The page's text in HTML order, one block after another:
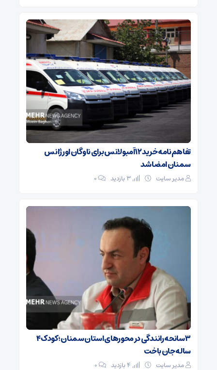
تفاهم‌نامه خرید ۱۲ آمبولانس برای ناوگان اورژانس
سمنان امضا شد
مدیر سایت ۰
۳ سانحه رانندگی در محورهای استان سمنان؛ کودک ۴
ساله جان باخت
مدیر سایت ۰